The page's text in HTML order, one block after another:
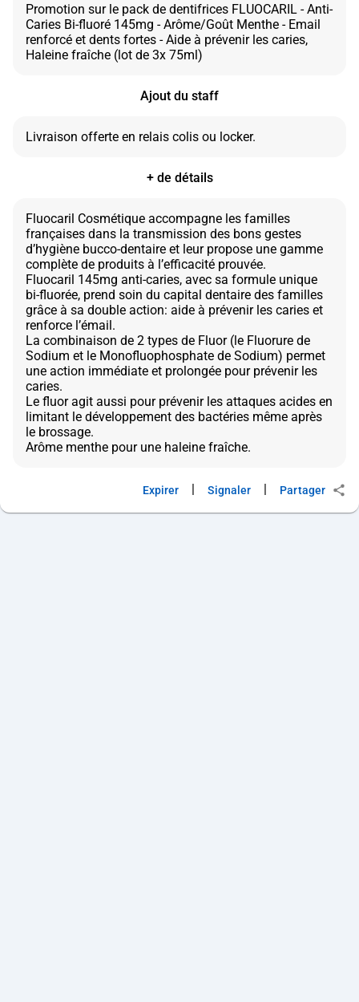
Promotion sur le pack de dentifrices FLUOCARIL - Anti-
Caries Bi-fluoré 145mg - Arôme/Goût Menthe - Email
renforcé et dents fortes - Aide à prévenir les caries,
Ajout du staff
+ de détails
Fluocaril Cosmétique accompagne les familles
françaises dans la transmission des bons gestes
d’hygiène bucco-dentaire et leur propose une gamme
complète de produits à l’efficacité prouvée.
Fluocaril 145mg anti-caries, avec sa formule unique
bi-fluorée, prend soin du capital dentaire des familles
grâce à sa double action: aide à prévenir les caries et
renforce l’émail.
La combinaison de 2 types de Fluor (le Fluorure de
Sodium et le Monofluophosphate de Sodium) permet
une action immédiate et prolongée pour prévenir les
caries.
Le fluor agit aussi pour prévenir les attaques acides en
limitant le développement des bactéries même après
le brossage.
Expirer Signaler Partager